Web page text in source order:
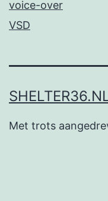
voice-over
VSD
Met trots